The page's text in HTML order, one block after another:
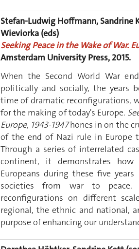
Stefan-Ludwig Hoffmann, Sandrine
Wieviorka (eds)
Seeking Peace in the Wake of War.
Amsterdam University Press, 2015.
When the Second World War
politically and socially, the years
time of dramatic reconfigurations,
for the making of today's Europe.
Europe, 1943-1947hones in on the
of the end of Nazi rule in Europe
Through a series of interrelated
continent, it demonstrates how
Europeans during these five
societies from war to peace.
reconfigurations on different
regional, the ethnic and national,
purpose of enhancing our